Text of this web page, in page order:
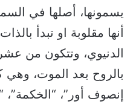
يسمونها، أصلها في
أنها مقلوبة او تبدأ
الدنيوي، وتتكون من
بالروح بعد الموت، وهي
إنصوف أور”، “الخكمة”،